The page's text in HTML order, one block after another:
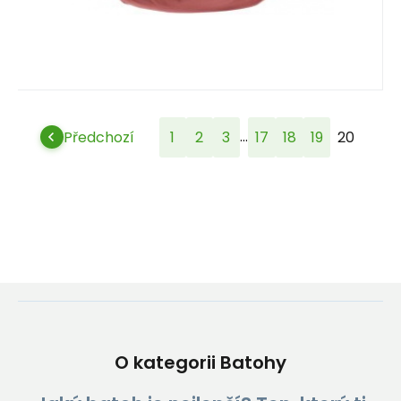
Předchozí 1 2 3 ... 17 18 19 20
O kategorii Batohy